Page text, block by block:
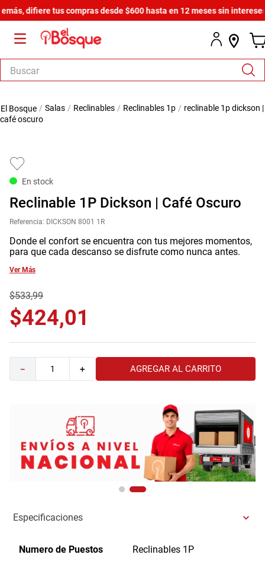
difiere tus compras desde $600 hasta en 12 meses sin intereses.
Buscar
salas reclinables reclinables 1p
reclinable 1p dickson |
café oscuro
En stock
Reclinable 1P Dickson | Café Oscuro
Referencia: DICKSON 8001 1R
Donde el confort se encuentra con tus mejores momentos,
para que cada descanso se disfrute como nunca antes.
Ver Más
$533,99
$424,01
＋
－ AGREGAR AL CARRITO
Especificaciones
Numero de Puestos Reclinables 1P
1.
salas
.
zapatera
7
cama
8.
havana master
10. sofa